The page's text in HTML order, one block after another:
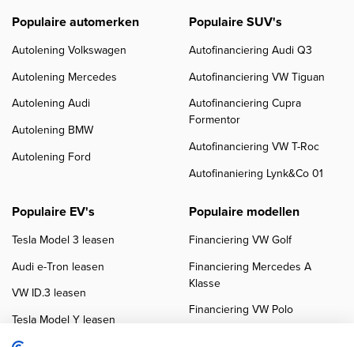
Populaire automerken
Autolening Volkswagen
Autolening Mercedes
Autolening Audi
Autolening BMW
Autolening Ford
Populaire SUV's
Autofinanciering Audi Q3
Autofinanciering VW Tiguan
Autofinanciering Cupra
Formentor
Autofinanciering VW T-Roc
Autofinaniering Lynk&Co 01
Populaire EV's
Tesla Model 3 leasen
Audi e-Tron leasen
VW ID.3 leasen
Tesla Model Y leasen
Populaire modellen
Financiering VW Golf
Financiering Mercedes A
Klasse
Financiering VW Polo